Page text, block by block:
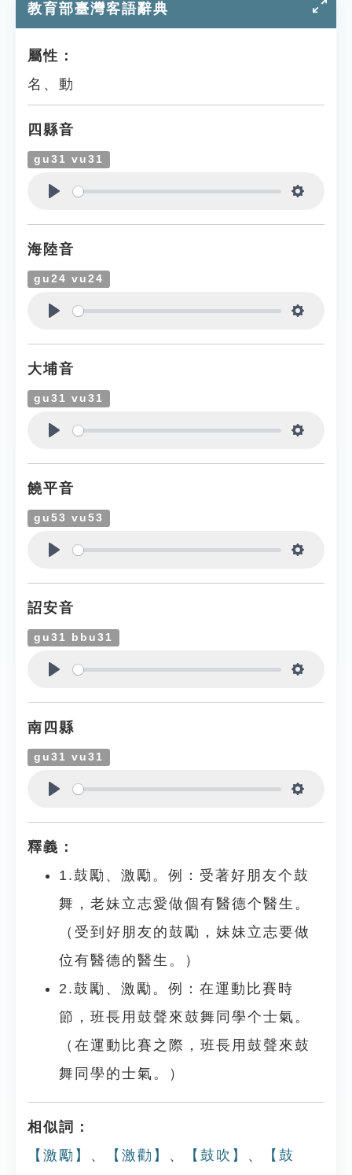
教育部臺灣客語辭典
屬性：
名、動
四縣音
gu31 vu31
海陸音
gu24 vu24
大埔音
gu31 vu31
饒平音
gu53 vu53
詔安音
gu31 bbu31
南四縣
gu31 vu31
釋義：
1.鼓勵、激勵。例：受著好朋友个鼓
舞，老妹立志愛做個有醫德个醫生。
（受到好朋友的鼓勵，妹妹立志要做
位有醫德的醫生。）
2.鼓勵、激勵。例：在運動比賽時
節，班長用鼓聲來鼓舞同學个士氣。
（在運動比賽之際，班長用鼓聲來鼓
舞同學的士氣。）
相似詞：
【激勵】 、 【激勸】 、 【鼓吹】 、
【鼓